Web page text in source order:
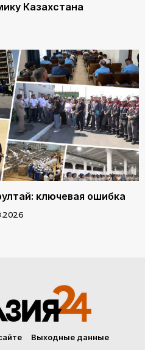
Казахстана
ключевая ошибка
Выходные данные